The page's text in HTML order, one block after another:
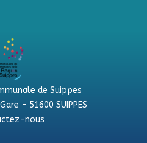
de Suippes
- 51600 SUIPPES
nous